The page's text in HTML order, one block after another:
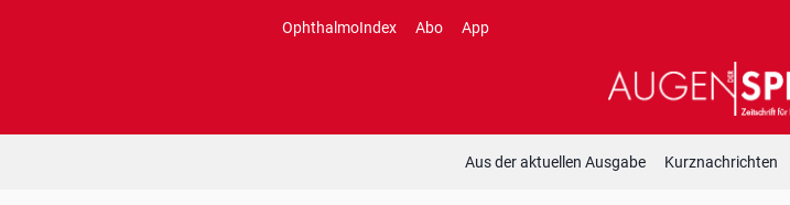
OphthalmoIndex Abo App
Aus der aktuellen Ausgabe Kurznachrichten